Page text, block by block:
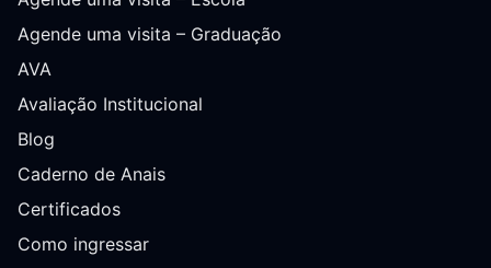
Agende uma visita – Graduação
AVA
Avaliação Institucional
Blog
Caderno de Anais
Certificados
Como ingressar